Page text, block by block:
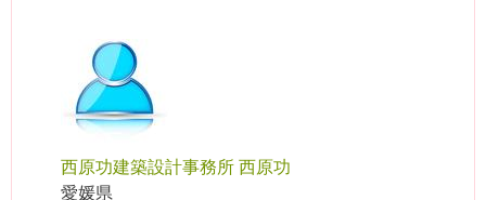
西原功建築設計事務所 西原功
愛媛県